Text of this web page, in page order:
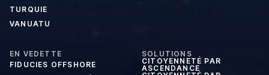
TURQUIE
VANUATU
EN VEDETTE
FIDUCIES OFFSHORE
SOLUTIONS
CITOYENNETÉ PAR
ASCENDANCE